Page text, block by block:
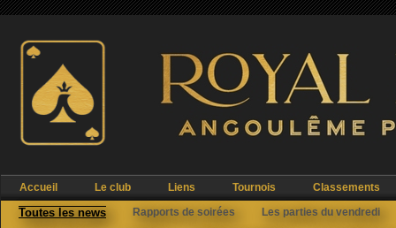
Accueil Le club Liens Tournois Classements
Toutes les news Rapports de soirées
Les parties du vendredi